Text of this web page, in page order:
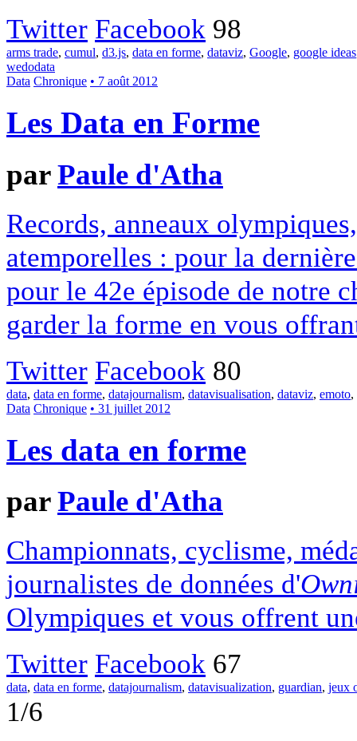
Twitter Facebook 98
arms trade, cumul, d3.js, data en forme, dataviz, Google, google ideas
wedodata
Data Chronique • 7 août 2012
Les Data en Forme
parPaule d'Atha
Records, anneaux
atemporelles : pour la
pour le 42e épisode de notre
garder la forme en vous
Twitter Facebook 80
data, data en forme, datajournalism, datavisualisation, dataviz, emoto,
Data Chronique • 31 juillet 2012
Les data en forme
parPaule d'Atha
Championnats, cyclisme,
journalistes de données d'
Olympiques et vous offrent
Twitter Facebook 67
data, data en forme, datajournalism, datavisualization, guardian, jeux
1/6